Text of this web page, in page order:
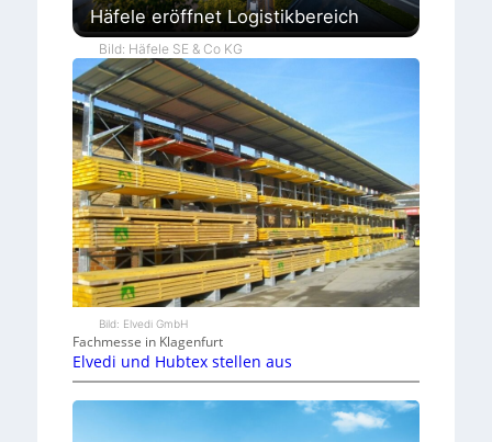
Häfele eröffnet Logistikbereich
Bild: Häfele SE & Co KG
Bild: Elvedi GmbH
Fachmesse in Klagenfurt
Elvedi und Hubtex stellen aus